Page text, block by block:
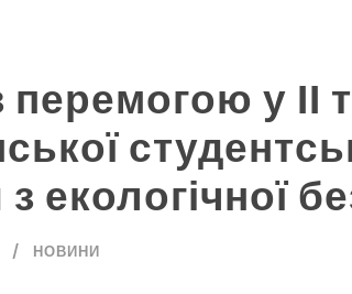
перемогою у ІІ
екологічної
НОВИНИ